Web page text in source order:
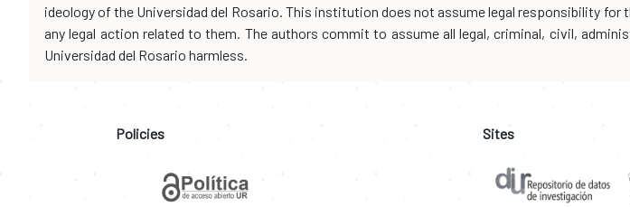
ideology of the Universidad del Rosario. This institution does not assume legal responsibility
any legal action related to them. The authors commit to assume all legal, criminal, civil,
Universidad del Rosario harmless.
Policies Sites